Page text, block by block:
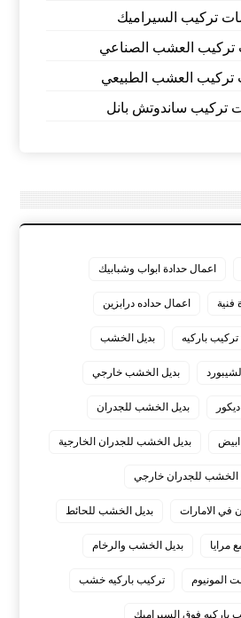
تركيب السيراميك
تركيب العشب الصناعي
تركيب العشب الطبيعي
تركيب ساندوتش بانل
اعمال حدادة ابواب وشبابيك
فنية اعمال حداده درابزين
باركيه بديل الخشب
بديل الخشب خارجي
بديل الخشب للجدران
بديل الخشب للجدران الخارجية
الخشب للجدران خارجي
في الامارات بديل الخشب للحائط
مرايا بديل الخشب والرخام
المونيوم تركيب باركيه خشب
باركيه فوق السيراميك